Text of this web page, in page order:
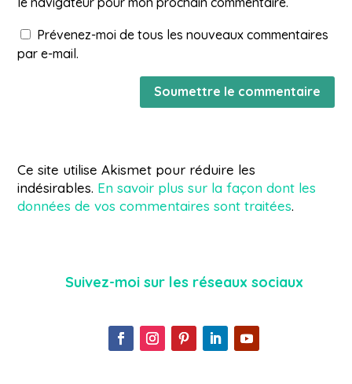
Prévenez-moi de tous les nouveaux commentaires
par e-mail.
Soumettre le commentaire
Ce site utilise Akismet pour réduire les
indésirables. En savoir plus sur la façon dont les
données de vos commentaires sont traitées.
Suivez-moi sur les réseaux sociaux